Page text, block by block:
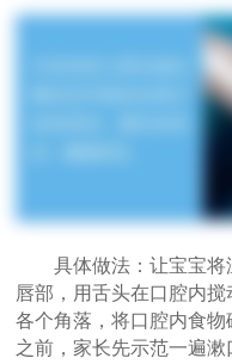
具体做法：让宝宝将
唇部，用舌头在口腔内
各个角落，将口腔内食
之前，家长先示范一遍